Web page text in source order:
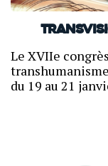
Le XVIIe
du 19 au 21